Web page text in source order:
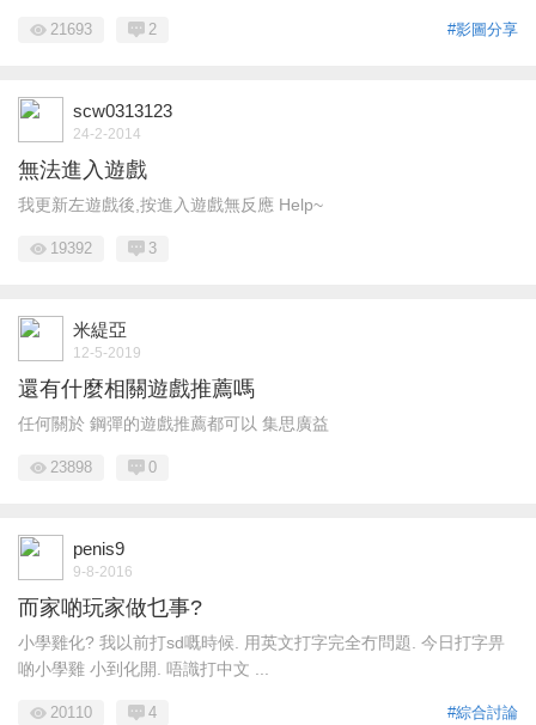
#影圖分享
21693 2
scw0313123
24-2-2014
無法進入遊戲
我更新左遊戲後,按進入遊戲無反應 Help~
19392 3
米緹亞
12-5-2019
還有什麼相關遊戲推薦嗎
任何關於 鋼彈的遊戲推薦都可以 集思廣益
23898 0
penis9
9-8-2016
而家啲玩家做乜事?
小學雞化? 我以前打sd嘅時候. 用英文打字完全冇問題. 今日打字畀
啲小學雞 小到化開. 唔識打中文 ...
#綜合討論
20110 4